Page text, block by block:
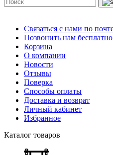
Связаться с нами по
Позвонить нам бесплатно
Корзина
О компании
Новости
Отзывы
Поверка
Способы оплаты
Доставка и возврат
Личный кабинет
Избранное
Каталог товаров